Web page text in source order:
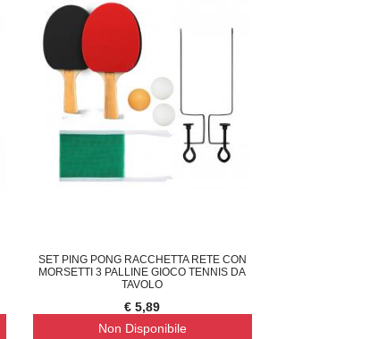
SET PING PONG RACCHETTA RETE CON
MORSETTI 3 PALLINE GIOCO TENNIS DA
TAVOLO
€ 5,89
Non Disponibile